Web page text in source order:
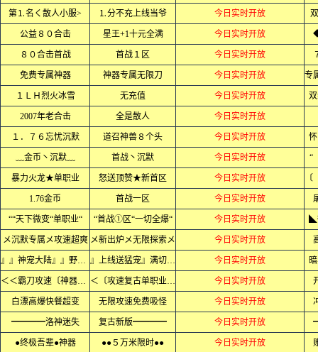
第⒈名く散人小服> ⒈分不充上线当爷 今日实时开放
公益８０合击 星王+1十元全满 今日实时开放
８０合击首战 首战１区 今日实时开放
免费专属神器 神器专属无限刀 今日实时开放
１ＬＨ烈火冰雪 无充值 今日实时开放
2007年老合击 全是散人 今日实时开放
１．７６忘忧沉默 道召神兽８个头 今日实时开放
﹏金币丶沉默﹏ 首战丶沉默 今日实时开放 “
暴力火龙★单职业 怒送顶赞★新首区 今日实时开放
1.76金币 首战一区 今日实时开放
““天下微变“单职业“ “首战①区“一切全爆“ 今日实时开放 ◣
メ沉默专属メ攻速超爽 メ新出炉メ无限探索メ 今日实时开放
』』神宠大陆』』野外抓宠 』上线送猛宠』满切割』』 今日实时开放
＜＜霸刀攻速〔神器〕＜＜ ＜〔攻速复古单职业〕＜ 今日实时开放
白漂高爆快餐超变 无限攻速免费吸怪 今日实时开放
━━━━洛神迷失 复古新版━━━━ 今日实时开放
●终极吾辈●神器 ●●５万米限时●● 今日实时开放